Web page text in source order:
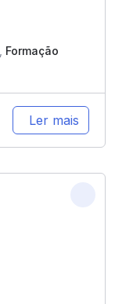
Formação
Ler mais